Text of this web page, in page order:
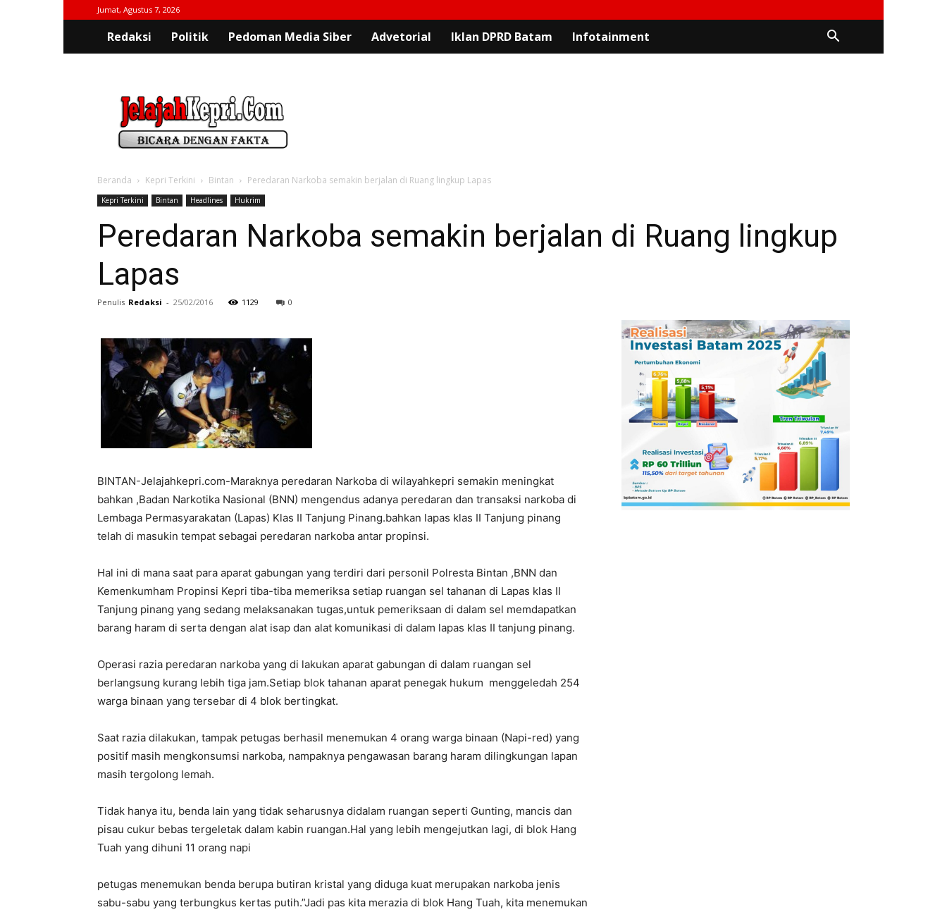
Jumat, Agustus 7, 2026
Redaksi Politik Pedoman Media Siber Advetorial Iklan DPRD Batam Infotainment
Beranda Kepri Terkini Bintan Peredaran Narkoba semakin berjalan di Ruang lingkup Lapas
Kepri Terkini Bintan Headlines Hukrim
Peredaran Narkoba semakin berjalan di Ruang lingkup
Lapas
Penulis Redaksi - 25/02/2016 1129 0
BINTAN-Jelajahkepri.com-Maraknya peredaran Narkoba di wilayahkepri semakin meningkat
bahkan ,Badan Narkotika Nasional (BNN) mengendus adanya peredaran dan transaksi narkoba di
Lembaga Permasyarakatan (Lapas) Klas II Tanjung Pinang.bahkan lapas klas II Tanjung pinang
telah di masukin tempat sebagai peredaran narkoba antar propinsi.
Hal ini di mana saat para aparat gabungan yang terdiri dari personil Polresta Bintan ,BNN dan
Kemenkumham Propinsi Kepri tiba-tiba memeriksa setiap ruangan sel tahanan di Lapas klas II
Tanjung pinang yang sedang melaksanakan tugas,untuk pemeriksaan di dalam sel memdapatkan
barang haram di serta dengan alat isap dan alat komunikasi di dalam lapas klas II tanjung pinang.
Operasi razia peredaran narkoba yang di lakukan aparat gabungan di dalam ruangan sel
berlangsung kurang lebih tiga jam.Setiap blok tahanan aparat penegak hukum menggeledah 254
warga binaan yang tersebar di 4 blok bertingkat.
Saat razia dilakukan, tampak petugas berhasil menemukan 4 orang warga binaan (Napi-red) yang
positif masih mengkonsumsi narkoba, nampaknya pengawasan barang haram dilingkungan lapan
masih tergolong lemah.
Tidak hanya itu, benda lain yang tidak seharusnya didalam ruangan seperti Gunting, mancis dan
pisau cukur bebas tergeletak dalam kabin ruangan.Hal yang lebih mengejutkan lagi, di blok Hang
Tuah yang dihuni 11 orang napi
petugas menemukan benda berupa butiran kristal yang diduga kuat merupakan narkoba jenis
sabu-sabu yang terbungkus kertas putih.”Jadi pas kita merazia di blok Hang Tuah, kita menemukan